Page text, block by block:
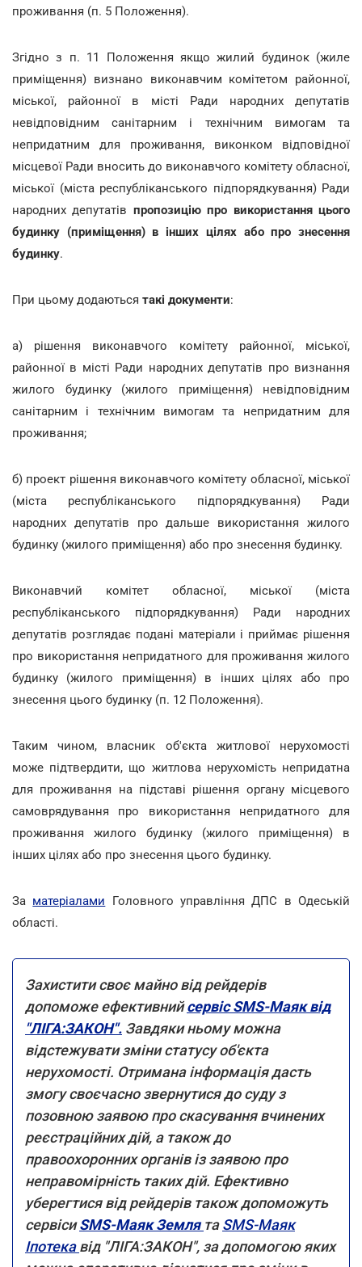
проживання (п. 5 Положення).
Згідно з п. 11 Положення якщо жилий будинок (жиле
приміщення) визнано виконавчим комітетом районної,
міської, районної в місті Ради народних депутатів
невідповідним санітарним і технічним вимогам та
непридатним для проживання, виконком відповідної
місцевої Ради вносить до виконавчого комітету обласної,
міської (міста республіканського підпорядкування) Ради
народних депутатів пропозицію про використання цього
будинку (приміщення) в інших цілях або про знесення
будинку.
При цьому додаються такі документи:
а) рішення виконавчого комітету районної, міської,
районної в місті Ради народних депутатів про визнання
жилого будинку (жилого приміщення) невідповідним
санітарним і технічним вимогам та непридатним для
проживання;
б) проект рішення виконавчого комітету обласної, міської
(міста республіканського підпорядкування) Ради
народних депутатів про дальше використання жилого
будинку (жилого приміщення) або про знесення будинку.
Виконавчий комітет обласної, міської (міста
республіканського підпорядкування) Ради народних
депутатів розглядає подані матеріали і приймає рішення
про використання непридатного для проживання жилого
будинку (жилого приміщення) в інших цілях або про
знесення цього будинку (п. 12 Положення).
Таким чином, власник об'єкта житлової нерухомості
може підтвердити, що житлова нерухомість непридатна
для проживання на підставі рішення органу місцевого
самоврядування про використання непридатного для
проживання жилого будинку (жилого приміщення) в
інших цілях або про знесення цього будинку.
За матеріалами Головного управління ДПС в Одеській
області.
Захистити своє майно від рейдерів
допоможе ефективнийсервіс SMS-Маяк від
"ЛІГА:ЗАКОН". Завдяки ньому можна
відстежувати зміни статусу об'єкта
нерухомості. Отримана інформація дасть
змогу своєчасно звернутися до суду з
позовною заявою про скасування вчинених
реєстраційних дій, а також до
правоохоронних органів із заявою про
неправомірність таких дій. Ефективно
уберегтися від рейдерів також допоможуть
сервісиSMS-Маяк ЗемлятаSMS-Маяк
Іпотекавід "ЛІГА:ЗАКОН", за допомогою яких